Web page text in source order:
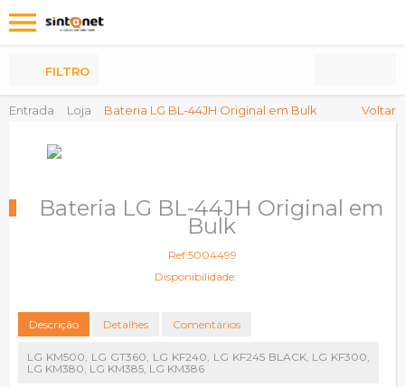
Entrada Loja Bateria LG BL-44JH Original em Bulk Voltar
FILTRO
Bateria LG BL-44JH Original em
Bulk
Ref:5004499
Disponibilidade:
Descrição Detalhes Comentários
LG KM500, LG GT360, LG KF240, LG KF245 BLACK, LG KF300,
LG KM380, LG KM385, LG KM386